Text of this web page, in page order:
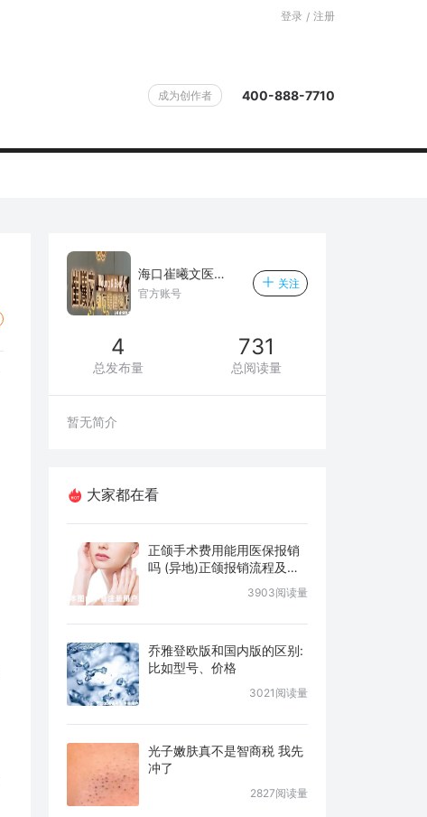
登录 / 注册
成为创作者 400-888-7710
海口崔曦文医疗美容诊所
官方账号
关注
4
总发布量
731
总阅读量
暂无简介
大家都在看
正颌手术费用能用医保报销
吗 (异地)正颌报销流程及条
3903阅读量
乔雅登欧版和国内版的区别:
比如型号、价格
3021阅读量
光子嫩肤真不是智商税 我先
冲了
2827阅读量